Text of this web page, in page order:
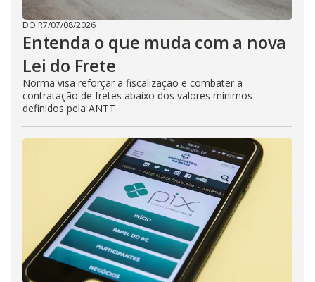
DO R7/07/08/2026
Entenda o que muda com a nova
Lei do Frete
Norma visa reforçar a fiscalização e combater a
contratação de fretes abaixo dos valores mínimos
definidos pela ANTT